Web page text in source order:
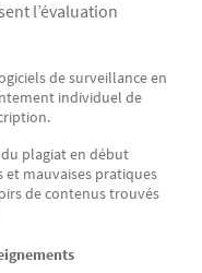
l’évaluation
de surveillance en
individuel de
plagiat en début
et mauvaises pratiques
de contenus trouvés